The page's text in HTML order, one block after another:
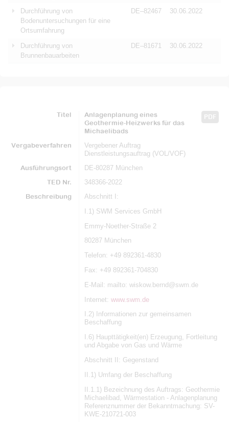
Durchführung von
Bodenuntersuchungen für eine
Ortsumfahrung
DE–82467 30.06.2022
Durchführung von
Brunnenbauarbeiten
DE–81671 30.06.2022
Titel PDF
Anlagenplanung eines
Geothermie-Heizwerks für das
Michaelibads
Vergabeverfahren
Vergebener Auftrag
Dienstleistungsauftrag (VOL/VOF)
Ausführungsort
DE-80287 München
TED Nr.
348366-2022
Beschreibung
Abschnitt I:
I.1) SWM Services GmbH
Emmy-Noether-Straße 2
80287 München
Telefon: +49 892361-4830
Fax: +49 892361-704830
E-Mail: mailto: wiskow.bernd@swm.de
Internet: www.swm.de
I.2) Informationen zur gemeinsamen
Beschaffung
I.6) Haupttätigkeit(en) Erzeugung, Fortleitung
und Abgabe von Gas und Wärme
Abschnitt II: Gegenstand
II.1) Umfang der Beschaffung
II.1.1) Bezeichnung des Auftrags: Geothermie
Michaelibad, Wärmestation - Anlagenplanung
Referenznummer der Bekanntmachung: SV-
KWE-210721-003